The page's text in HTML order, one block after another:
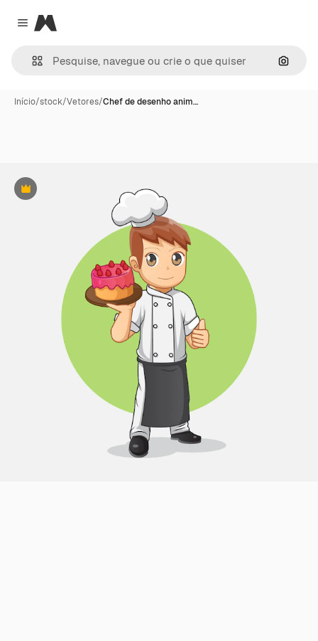
Close menu
Magnific
Início/stock/Vetores/Chef de desenho anim…
Premium